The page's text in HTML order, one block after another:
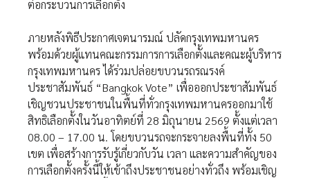
ต่อกระบวนการเลือกตั้ง
ภายหลังพิธีประกาศเจตนารมณ์ ปลัดกรุงเทพมหานคร
พร้อมด้วยผู้แทนคณะกรรมการการเลือกตั้งและคณะผู้บริหาร
กรุงเทพมหานคร ได้ร่วมปล่อยขบวนรถรณรงค์
ประชาสัมพันธ์ “Bangkok Vote” เพื่อออกประชาสัมพันธ์
เชิญชวนประชาชนในพื้นที่ทั่วกรุงเทพมหานครออกมาใช้
สิทธิเลือกตั้งในวันอาทิตย์ที่ 28 มิถุนายน 2569 ตั้งแต่เวลา
08.00 – 17.00 น. โดยขบวนรถจะกระจายลงพื้นที่ทั้ง 50
เขต เพื่อสร้างการรับรู้เกี่ยวกับวัน เวลา และความสำคัญของ
การเลือกตั้งครั้งนี้ให้เข้าถึงประชาชนอย่างทั่วถึง พร้อมเชิญ